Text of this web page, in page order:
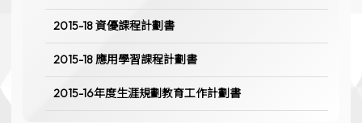
2015-18 資優課程計劃書
2015-18 應用學習課程計劃書
2015-16年度生涯規劃教育工作計劃書